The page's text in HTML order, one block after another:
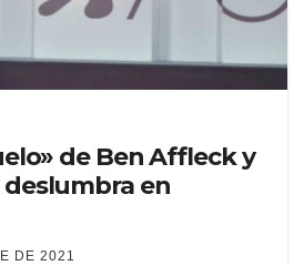
de Ben Affleck y
en
DE 2021